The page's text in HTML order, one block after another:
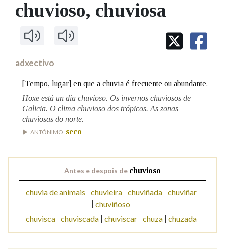
IDENTIDADE CORPORATIVA
MARCIAL DEL ADALID
CASA-MUSEO EMILIA PARDO
FIGURAS HOMENAXEADAS
Facebook
TwitterYoutubeInstagram
Bluesky
BUSCAR NOS LEMAS
Comeza por
Contén
BUSCAR NO CONTIDO
Nos exemplos
chuvioso, chuviosa
adxectivo
[Tempo, lugar] en que a chuvia é frecuente ou abundante.
Hoxe está un día chuvioso. Os invernos chuviosos de
Galicia. O clima chuvioso dos trópicos. As zonas
chuviosas do norte.
ANTÓNIMO seco
Antes e despois de chuvioso
chuvia de animais chuvieira chuviñada chuviñar
chuviñoso
chuvisca chuviscada chuviscar chuza chuzada